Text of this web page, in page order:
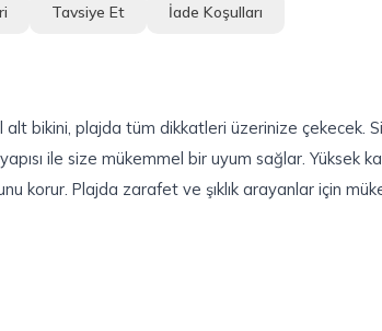
Tavsiye Et İade Koşulları
bikini, plajda tüm dikkatleri üzerinize çekecek.
ile size mükemmel bir uyum sağlar. Yüksek
korur. Plajda zarafet ve şıklık arayanlar için